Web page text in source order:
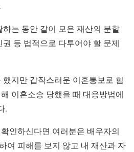
는 동안 같이 모은 재산의 분할
등 법적으로 다투어야 할 문제
지만 갑작스러운 이혼통보로 힘
이혼소송 당했을 때 대응방법에
.
인하신다면 여러분은 배우자의
여 피해를 보지 않고 내 재산과 자